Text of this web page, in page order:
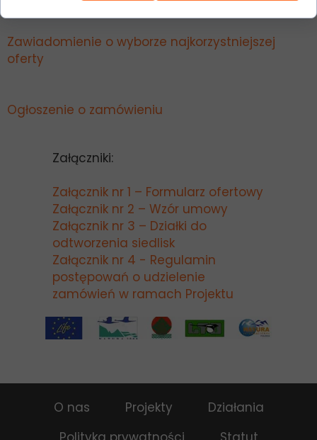
Załączniki:
Załącznik nr 1 – Formularz ofertowy
Załącznik nr 2 – Wzór umowy
Załącznik nr 3 – Działki do
odtworzenia siedlisk
Załącznik nr 4 - Regulamin
postępowań o udzielenie
zamówień w ramach Projektu
Zawiadomienie o wyborze najkorzystniejszej
oferty
Ogłoszenie o zamówieniu
O nas Projekty Działania